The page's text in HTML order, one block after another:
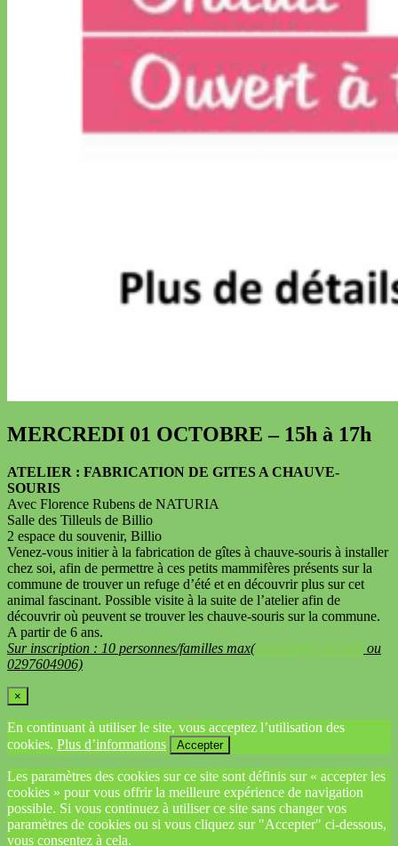
MERCREDI 01 OCTOBRE – 15h à 17h
ATELIER : FABRICATION DE GITES A CHAUVE-
SOURIS
Avec Florence Rubens de NATURIA
Salle des Tilleuls de Billio
2 espace du souvenir, Billio
Venez-vous initier à la fabrication de gîtes à chauve-souris à installer
chez soi, afin de permettre à ces petits mammifères présents sur la
commune de trouver un refuge d’été et en découvrir plus sur cet
animal fascinant. Possible visite à la suite de l’atelier afin de
découvrir où peuvent se trouver les chauve-souris sur la commune.
A partir de 6 ans.
Sur inscription : 10 personnes/familles max(tourisme@cmc.bzh ou
0297604906)
×
En continuant à utiliser le site, vous acceptez l’utilisation des
cookies. Plus d’informations Accepter
Les paramètres des cookies sur ce site sont définis sur « accepter les
cookies » pour vous offrir la meilleure expérience de navigation
possible. Si vous continuez à utiliser ce site sans changer vos
paramètres de cookies ou si vous cliquez sur "Accepter" ci-dessous,
vous consentez à cela.